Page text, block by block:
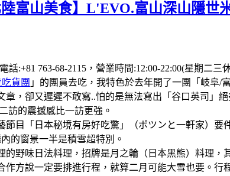
陸富山美食】L'EVO.富山深山隱
話:+81 763-68-2115，營業時間:12:00-22:00(星期二
貨團 」的團員去吃，我特色於去年開了一團「岐阜/
，卻又遲遲不敢寫..怕的是無法寫出「谷口英司」
訪的震撼感比一訪更強。
節目「日本秘境有房好吃驚」（ポツンと一軒家）
的窗景一半是積雪超特別。
的野味日法料理，招牌是月之輪（日本黑熊）料理
方說一定要排進行程，就算二月可能大雪也要。行